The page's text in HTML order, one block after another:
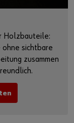
Holzbauteile:
sichtbare
zusammen